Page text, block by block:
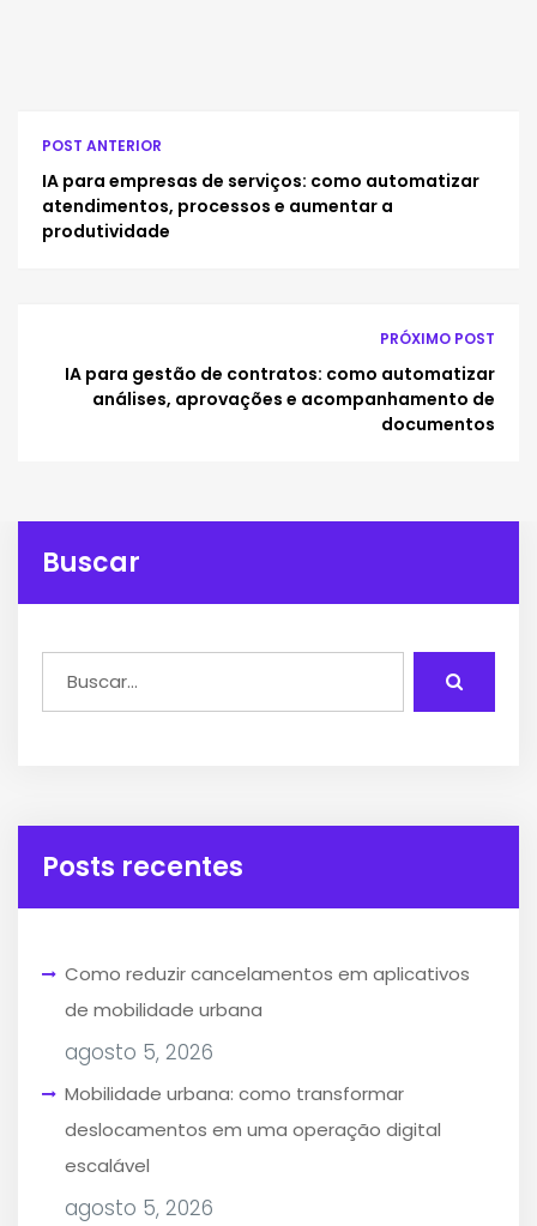
POST ANTERIOR
IA para empresas de serviços: como automatizar
atendimentos, processos e aumentar a
produtividade
PRÓXIMO POST
IA para gestão de contratos: como automatizar
análises, aprovações e acompanhamento de
documentos
Buscar
Posts recentes
Como reduzir cancelamentos em aplicativos
de mobilidade urbana
agosto 5, 2026
Mobilidade urbana: como transformar
deslocamentos em uma operação digital
escalável
agosto 5, 2026